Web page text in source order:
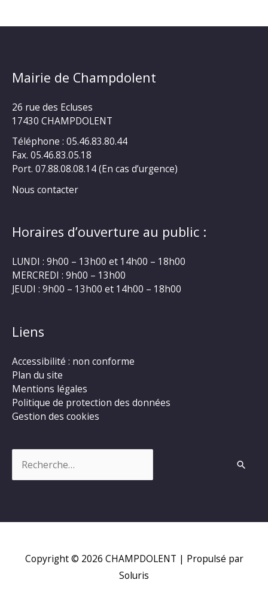
Mairie de Champdolent
26 rue des Ecluses
17430 CHAMPDOLENT
Téléphone : 05.46.83.80.44
Fax. 05.46.83.05.18
Port. 07.88.08.08.14 (En cas d’urgence)
Nous contacter
Horaires d’ouverture au public :
LUNDI : 9h00 – 13h00 et 14h00 – 18h00
MERCREDI : 9h00 – 13h00
JEUDI : 9h00 – 13h00 et 14h00 – 18h00
Liens
Accessibilité : non conforme
Plan du site
Mentions légales
Politique de protection des données
Gestion des cookies
Copyright © 2026 CHAMPDOLENT | Propulsé par
Soluris